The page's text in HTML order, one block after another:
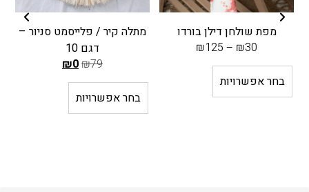
מפת שולחן דילן בורדו
₪30
–
₪125
בחר אפשרויות
מתלה קיר / פלייסמט סניור –
דגם 10
₪79
₪0
ה
מ
ח
בחר אפשרויות